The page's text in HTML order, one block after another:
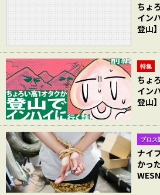
ちょ
イン
登山】
特集
ちょ
イン
登山】
ブロス
ナイ
かっ
WESN